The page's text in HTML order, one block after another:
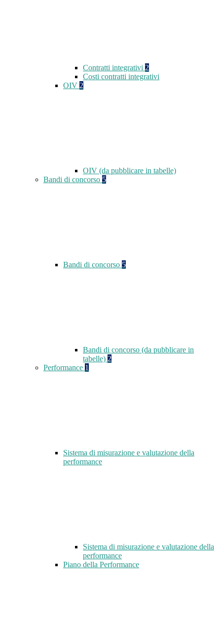
Contratti integrativi 2
Costi contratti integrativi
OIV 2
OIV (da pubblicare in tabelle)
Bandi di concorso 5
Bandi di concorso 5
Bandi di concorso (da pubblicare in
tabelle) 2
Performance 1
Sistema di misurazione e valutazione della
performance
Sistema di misurazione e valutazione della
performance
Piano della Performance